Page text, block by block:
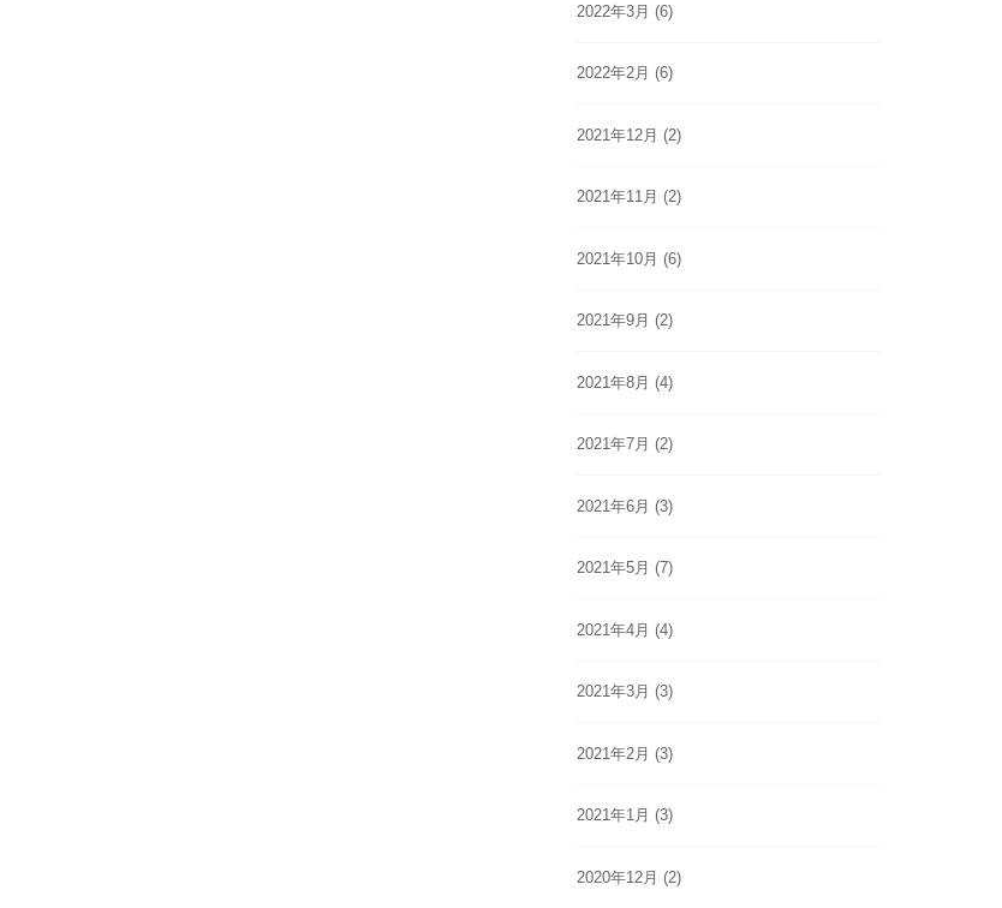
2022年3月 (6)
2022年2月 (6)
2021年12月 (2)
2021年11月 (2)
2021年10月 (6)
2021年9月 (2)
2021年8月 (4)
2021年7月 (2)
2021年6月 (3)
2021年5月 (7)
2021年4月 (4)
2021年3月 (3)
2021年2月 (3)
2021年1月 (3)
2020年12月 (2)